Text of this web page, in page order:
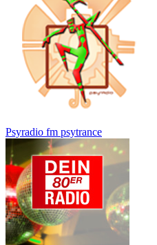
Psyradio fm psytrance